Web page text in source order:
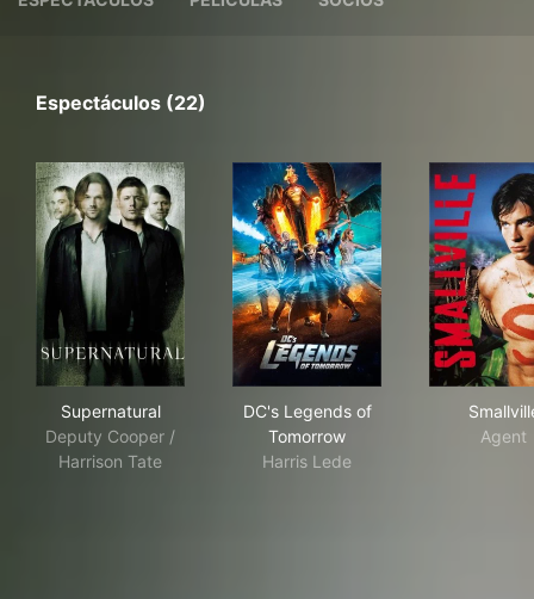
Espectáculos (22)
Supernatural
Deputy Cooper /
Harrison Tate
DC's Legends of
Tomorrow
Harris Lede
Agent